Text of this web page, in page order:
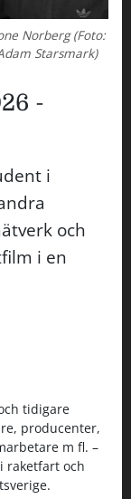
Norberg (Foto:
Starsmark)
-
i
och
i en
tidigare
producenter,
m fl. –
raketfart och